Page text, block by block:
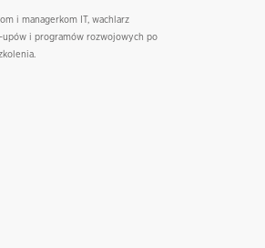
i managerkom IT, wachlarz
i programów rozwojowych po